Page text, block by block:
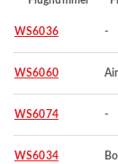
WS6036 -
WS6060
WS6074 -
WS6034